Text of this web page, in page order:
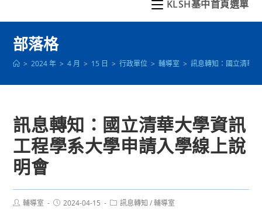
KLSH基中首頁選單
部落格
> 2024 年 > 4 月 > 15 日 > 行政單位 > 輔導室 > 訊息轉知：國立清華
訊息轉知：國立清華大學資訊
工程學系大學申請入學線上說
明會
Post輔導室
Post2024-04-15
Post訊息轉知 / 輔導室